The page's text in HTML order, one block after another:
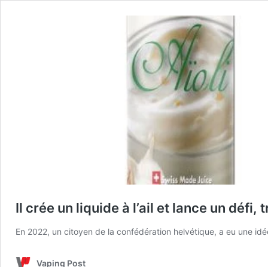
Il crée un liquide à l’ail et lance un défi,
En 2022, un citoyen de la confédération helvétique, a eu une
Vaping Post